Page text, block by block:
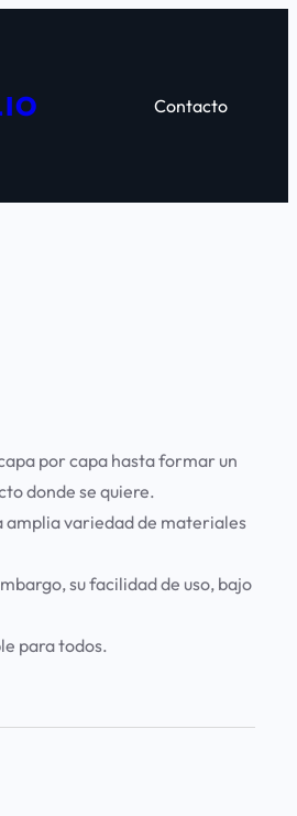
Contacto
por capa hasta formar un
donde se quiere.
amplia variedad de materiales
su facilidad de uso, bajo
para todos.